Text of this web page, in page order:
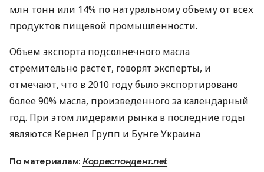
млн тонн или 14% по натуральному объему от всех
продуктов пищевой промышленности.
Объем экспорта подсолнечного масла
стремительно растет, говорят эксперты, и
отмечают, что в 2010 году было экспортировано
более 90% масла, произведенного за календарный
год. При этом лидерами рынка в последние годы
являются Кернел Групп и Бунге Украина
По материалам: Корреспондент.net